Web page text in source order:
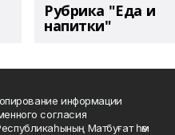
Рубрика "Еда и
напитки"
информации
согласия
Матбуғат һәм